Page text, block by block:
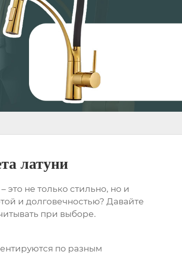
латуни
это не только стильно, но и
и долговечностью? Давайте
при выборе.
по разным